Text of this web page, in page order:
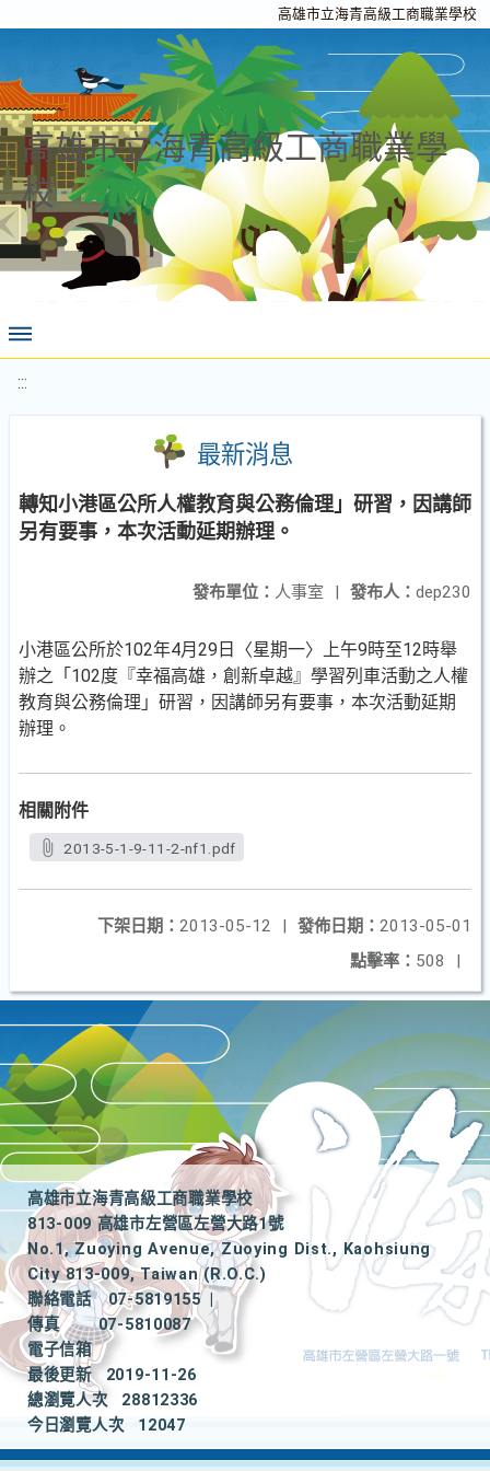
高雄市立海青高級工商職業學校
高雄市立海青高級工商職業學
校
:::
最新消息
轉知小港區公所人權教育與公務倫理」研習，因講師
另有要事，本次活動延期辦理。
發布人： dep230
發布單位： 人事室 |
小港區公所於102年4月29日〈星期一〉上午9時至12時舉
辦之「102度『幸福高雄，創新卓越』學習列車活動之人權
教育與公務倫理」研習，因講師另有要事，本次活動延期
辦理。
相關附件
2013-5-1-9-11-2-nf1.pdf
發佈日期： 2013-05-01
下架日期： 2013-05-12
|
點擊率： 508 |
高雄市立海青高級工商職業學校
813-009 高雄市左營區左營大路1號
No.1, Zuoying Avenue, Zuoying Dist., Kaohsiung
City 813-009, Taiwan (R.O.C.)
聯絡電話
07-5819155
|
傳真
07-5810087
電子信箱
最後更新
2019-11-26
總瀏覽人次
28812336
今日瀏覽人次
12047